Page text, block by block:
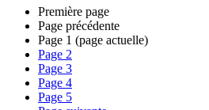
Première page
Page précédente
Page 1 (page actuelle)
Page 2
Page 3
Page 4
Page 5